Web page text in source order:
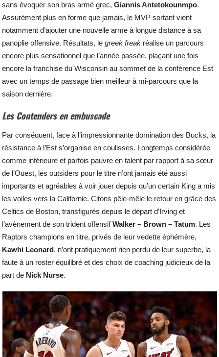
sans évoquer son bras armé grec,Giannis Antetokounmpo.
Assurément plus en forme que jamais, le MVP sortant vient
notamment d’ajouter une nouvelle arme à longue distance à sa
panoplie offensive. Résultats, legreek freak réalise un parcours
encore plus sensationnel que l’année passée, plaçant une fois
encore la franchise du Wisconsin au sommet de la conférence Est
avec un temps de passage bien meilleur à mi-parcours que la
saison dernière.
Les Contenders en embuscade
Par conséquent, face à l’impressionnante domination des Bucks, la
résistance à l’Est s’organise en coulisses. Longtemps considérée
comme inférieure et parfois pauvre en talent par rapport à sa sœur
de l’Ouest, les outsiders pour le titre n’ont jamais été aussi
importants et agréables à voir jouer depuis qu’un certain King a mis
les voiles vers la Californie. Citons pêle-mêle le retour en grâce des
Celtics de Boston, transfigurés depuis le départ d’Irving et
l’avènement de son trident offensifWalker – Brown – Tatum. Les
Raptors champions en titre, privés de leur vedette éphémère,
Kawhi Leonard, n’ont pratiquement rien perdu de leur superbe, la
faute à un roster équilibré et des choix de coaching judicieux de la
part de Nick Nurse.